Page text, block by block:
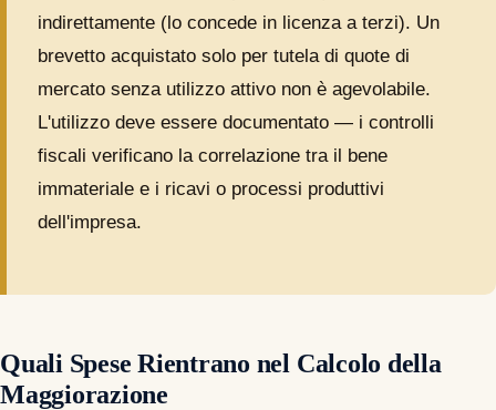
indirettamente (lo concede in licenza a terzi). Un
brevetto acquistato solo per tutela di quote di
mercato senza utilizzo attivo non è agevolabile.
L'utilizzo deve essere documentato — i controlli
fiscali verificano la correlazione tra il bene
immateriale e i ricavi o processi produttivi
dell'impresa.
Quali Spese Rientrano nel Calcolo della
Maggiorazione